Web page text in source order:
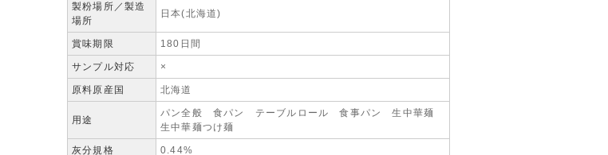
製粉場所／製造
場所
日本(北海道)
賞味期限 180日間
サンプル対応 ×
原料原産国 北海道
用途
パン全般 食パン テーブルロール 食事パン 生中華麺
生中華麺つけ麺
灰分規格 0.44%